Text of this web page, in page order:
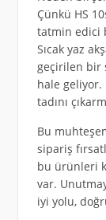
Çünkü HS
tatmin edici
Sıcak yaz
geçirilen bir
hale geliyor.
tadını
Bu
sipariş
bu ürünleri
var.
iyi yolu,